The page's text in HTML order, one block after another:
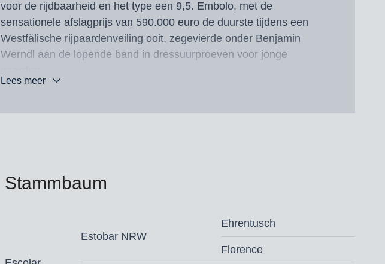
voor de rijdbaarheid en het type een 9,5. Embolo, met de
sensationele afslagprijs van 590.000 euro de duurste tijdens een
Westfälische rijpaardenveiling ooit, zegevierde onder Benjamin
Werndl aan de lopende band in dressuurproeven voor jonge
Wereldkampioenschappen voor zes- en zevenjarige
dressuurpaarden won hij zilver en brons.
Escamillo was premiehengst bij zijn keuring in 2017 in Verden,
voltooide in 2018 zijn 14-daagse test met de dressuurscore 9,08 en
voltooide in 2020 zijn sporttest onder Helen Langehanenberg met de
Lees meer
Stammbaum
Estobar NRW
Ehrentusch
Florence